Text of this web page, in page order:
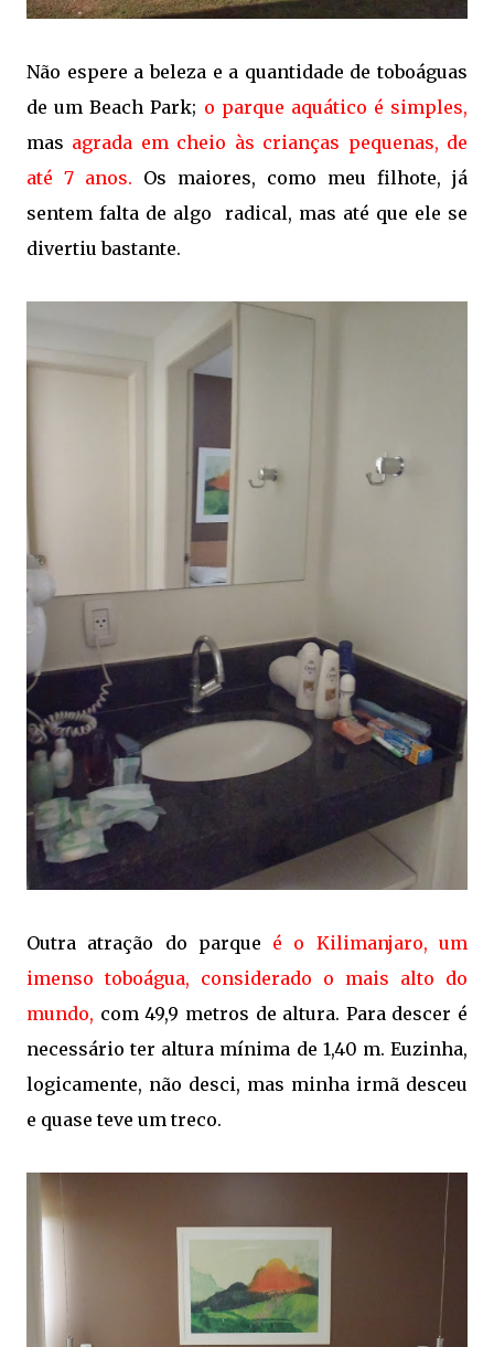
Não espere a beleza e a quantidade de toboáguas
de um Beach Park; o parque aquático é simples,
mas agrada em cheio às crianças pequenas, de
até 7 anos. Os maiores, como meu filhote, já
sentem falta de algo radical, mas até que ele se
divertiu bastante.
Outra atração do parque é o Kilimanjaro, um
imenso toboágua, considerado o mais alto do
mundo, com 49,9 metros de altura. Para descer é
necessário ter altura mínima de 1,40 m. Euzinha,
logicamente, não desci, mas minha irmã desceu
e quase teve um treco.